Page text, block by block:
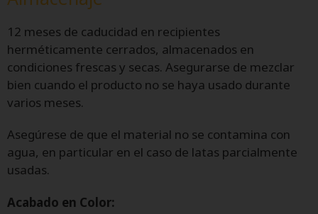
12 meses de caducidad en recipientes
herméticamente cerrados, almacenados en
condiciones frescas y secas. Asegurarse de mezclar
bien cuando el producto no se haya usado durante
varios meses.
Asegúrese de que el material no se contamina con
agua, en particular en el caso de latas parcialmente
usadas.
Acabado en Color: